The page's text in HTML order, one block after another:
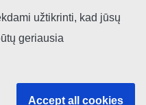
užtikrinti, kad jūsų
geriausia
Accept all cookies